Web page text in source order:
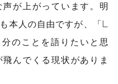
が上がっています。明
本人の自由ですが、「L
のことを語りたいと思
んでくる現状がありま